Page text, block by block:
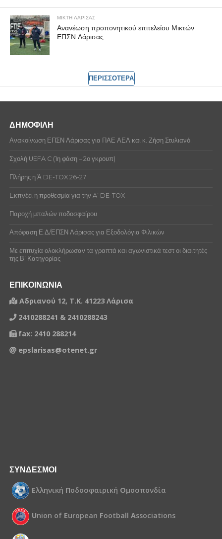
ΜΙΚΤΗ ΛΑΡΙΣΑΣ
Ανανέωση προπονητικού επιτελείου Μικτών
ΕΠΣΝ Λάρισας
ΠΕΡΙΣΣΟΤΕΡΑ
ΔΗΜΟΦΙΛΗ
Ανακοίνωση ΕΠΣΝ Λάρισας για ΠΑΕ ΑΕΛ και κ. Ζήση Στυλιανό.
Σχολή UEFA C (1η φάση – 2ο γκρουπ)
Πλήρης η Ά DE-TOX 26-27
Εκπνέει η προθεσμία για την A’ DE-TOX
Παροχή μπαλών ποδοσφαίρου
Απόφαση Ε.Δ/ΕΠΣΝ Λάρισας για Εξοδολόγια Φιλικών
Με επιτυχία ολοκλήρωσαν τα γραπτά και αγωνιστικά τεστ οι διαιτητές
της Β’ Κατηγορίας
ΕΠΙΚΟΙΝΩΝΙΑ
Αδριανού 12, Τ.Κ. 41223 Λάρισα
2410288241 & 2410288243
fax: 2410 288214
epslarisas@otenet.gr
ΣΥΝΔΕΣΜΟΙ
Ελληνική Ποδοσφαιρική Ομοσπονδία
Union of European Football Associations